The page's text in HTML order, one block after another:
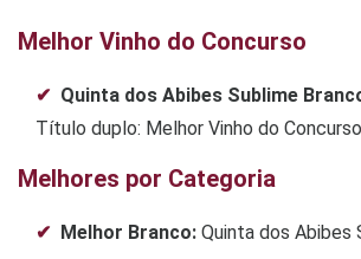
Melhor Vinho do Concurso
Quinta dos Abibes Sublime
Título duplo: Melhor Vinho do
Melhores por Categoria
Melhor Branco: Quinta dos Abibes